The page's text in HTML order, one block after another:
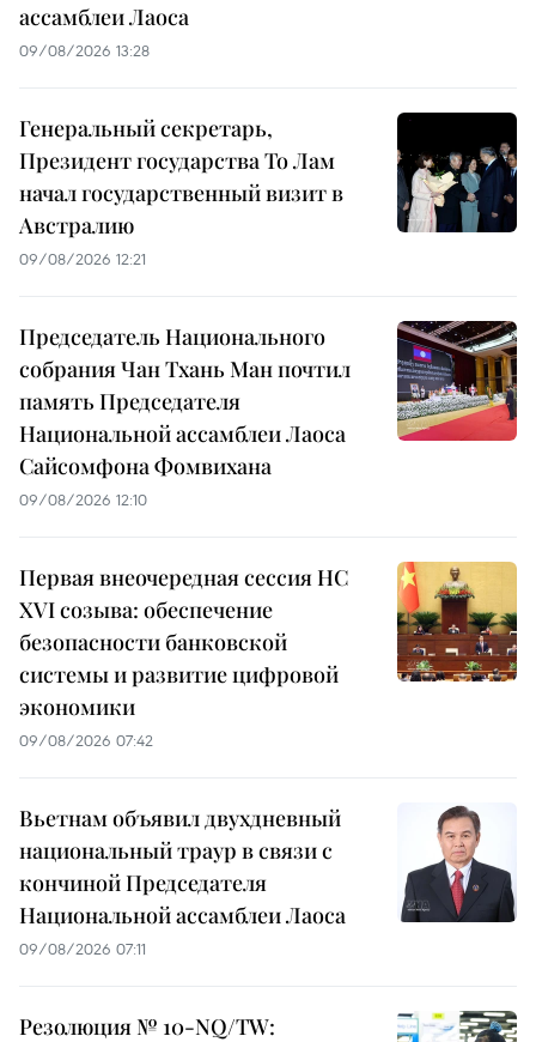
ассамблеи Лаоса
09/08/2026 13:28
Генеральный секретарь,
Президент государства То Лам
начал государственный визит в
Австралию
09/08/2026 12:21
Председатель Национального
собрания Чан Тхань Ман почтил
память Председателя
Национальной ассамблеи Лаоса
Сайсомфона Фомвихана
09/08/2026 12:10
Первая внеочередная сессия НС
XVI созыва: обеспечение
безопасности банковской
системы и развитие цифровой
экономики
09/08/2026 07:42
Вьетнам объявил двухдневный
национальный траур в связи с
кончиной Председателя
Национальной ассамблеи Лаоса
09/08/2026 07:11
Резолюция № 10-NQ/TW: